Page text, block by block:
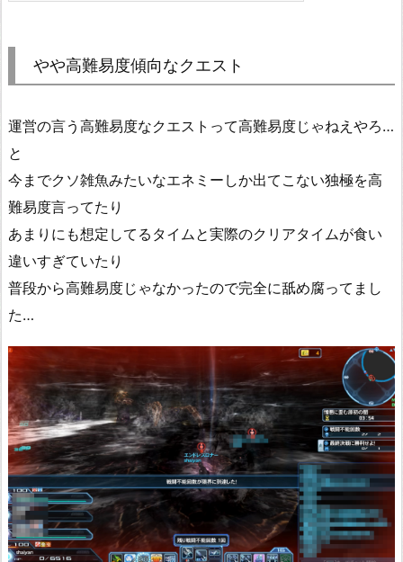
やや高難易度傾向なクエスト
運営の言う高難易度なクエストって高難易度じゃねえやろ…
と
今までクソ雑魚みたいなエネミーしか出てこない独極を高
難易度言ってたり
あまりにも想定してるタイムと実際のクリアタイムが食い
違いすぎていたり
普段から高難易度じゃなかったので完全に舐め腐ってまし
た…